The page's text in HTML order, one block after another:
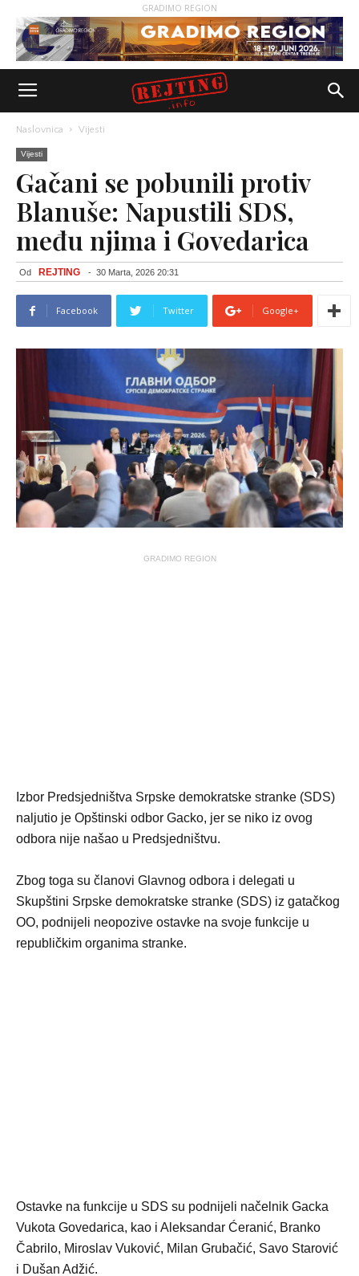
GRADIMO REGION
Naslovnica Vijesti
Vijesti
Gačani se pobunili protiv
Blanuše: Napustili SDS,
među njima i Govedarica
Od REJTING - 30 Marta, 2026 20:31
Facebook Twitter Google+
GRADIMO REGION
Izbor Predsjedništva Srpske demokratske stranke (SDS)
naljutio je Opštinski odbor Gacko, jer se niko iz ovog
odbora nije našao u Predsjedništvu.
Zbog toga su članovi Glavnog odbora i delegati u
Skupštini Srpske demokratske stranke (SDS) iz gatačkog
OO, podnijeli neopozive ostavke na svoje funkcije u
republičkim organima stranke.
Ostavke na funkcije u SDS su podnijeli načelnik Gacka
Vukota Govedarica, kao i Aleksandar Ćeranić, Branko
Čabrilo, Miroslav Vuković, Milan Grubačić, Savo Starović
i Dušan Adžić.